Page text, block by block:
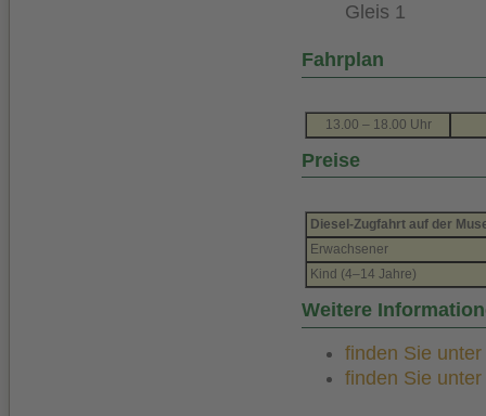
Gleis 1
Fahrplan
13.00 – 18.00 Uhr
Preise
Diesel-Zugfahrt auf der
Erwachsener
Kind (4–14 Jahre)
Weitere
finden Sie
finden Sie